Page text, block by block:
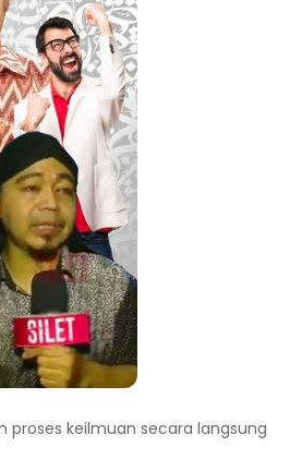
proses keilmuan secara langsung